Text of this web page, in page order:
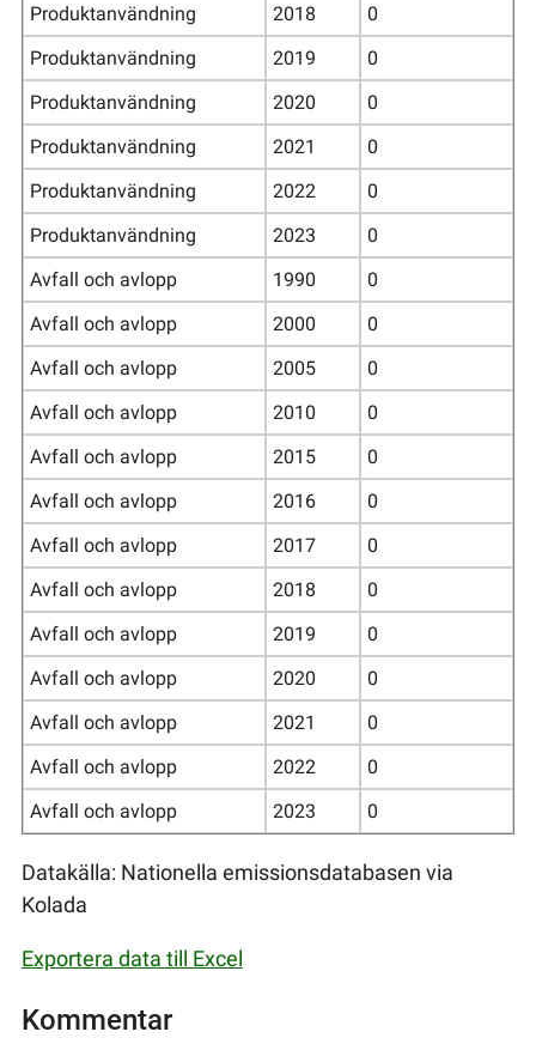
Produktanvändning
2018
0
Produktanvändning
2019
0
Produktanvändning
2020
0
Produktanvändning
2021
0
Produktanvändning
2022
0
Produktanvändning
2023
0
Avfall och avlopp
1990
0
Avfall och avlopp
2000
0
Avfall och avlopp
2005
0
Avfall och avlopp
2010
0
Avfall och avlopp
2015
0
Avfall och avlopp
2016
0
Avfall och avlopp
2017
0
Avfall och avlopp
2018
0
Avfall och avlopp
2019
0
Avfall och avlopp
2020
0
Avfall och avlopp
2021
0
Avfall och avlopp
2022
0
Avfall och avlopp
2023 0
Datakälla: Nationella emissionsdatabasen via
Kolada
Exportera data till Excel
Kommentar